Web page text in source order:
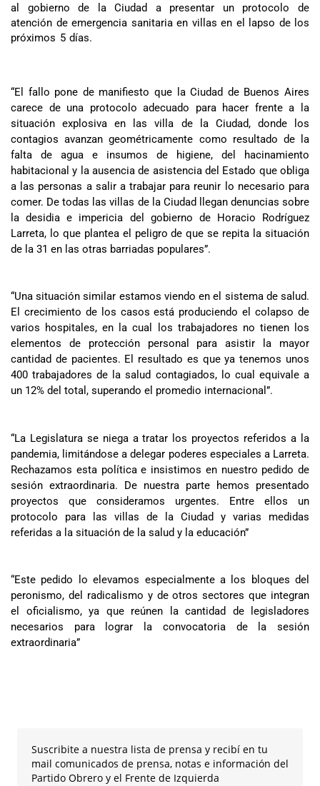
al gobierno de la Ciudad a presentar un protocolo de
atención de emergencia sanitaria en villas en el lapso de los
próximos 5 días.
“El fallo pone de manifiesto que la Ciudad de Buenos Aires
carece de una protocolo adecuado para hacer frente a la
situación explosiva en las villa de la Ciudad, donde los
contagios avanzan geométricamente como resultado de la
falta de agua e insumos de higiene, del hacinamiento
habitacional y la ausencia de asistencia del Estado que obliga
a las personas a salir a trabajar para reunir lo necesario para
comer. De todas las villas de la Ciudad llegan denuncias sobre
la desidia e impericia del gobierno de Horacio Rodríguez
Larreta, lo que plantea el peligro de que se repita la situación
de la 31 en las otras barriadas populares”.
“Una situación similar estamos viendo en el sistema de salud.
El crecimiento de los casos está produciendo el colapso de
varios hospitales, en la cual los trabajadores no tienen los
elementos de protección personal para asistir la mayor
cantidad de pacientes. El resultado es que ya tenemos unos
400 trabajadores de la salud contagiados, lo cual equivale a
un 12% del total, superando el promedio internacional”.
“La Legislatura se niega a tratar los proyectos referidos a la
pandemia, limitándose a delegar poderes especiales a Larreta.
Rechazamos esta política e insistimos en nuestro pedido de
sesión extraordinaria. De nuestra parte hemos presentado
proyectos que consideramos urgentes. Entre ellos un
protocolo para las villas de la Ciudad y varias medidas
referidas a la situación de la salud y la educación”
“Este pedido lo elevamos especialmente a los bloques del
peronismo, del radicalismo y de otros sectores que integran
el oficialismo, ya que reúnen la cantidad de legisladores
necesarios para lograr la convocatoria de la sesión
extraordinaria”
Suscribite a nuestra lista de prensa y recibí en tu
mail comunicados de prensa, notas e información del
Partido Obrero y el Frente de Izquierda